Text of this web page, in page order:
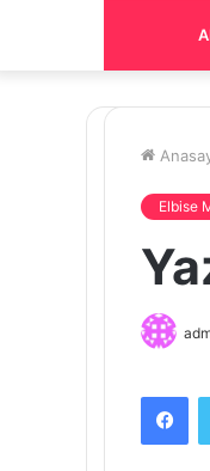
Elbise